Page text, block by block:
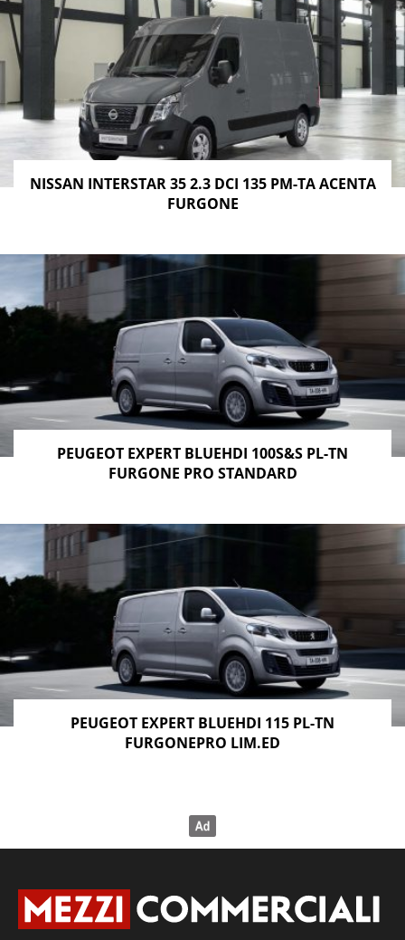
NISSAN INTERSTAR 35 2.3 DCI 135 PM-TA ACENTA
FURGONE
PEUGEOT EXPERT BLUEHDI 100S&S PL-TN
FURGONE PRO STANDARD
PEUGEOT EXPERT BLUEHDI 115 PL-TN
FURGONEPRO LIM.ED